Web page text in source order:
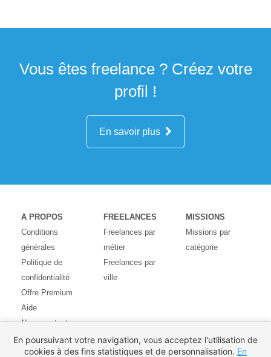
Vous êtes freelance ? Créez votre
profil !
En savoir plus
A PROPOS
Conditions
générales
Politique de
confidentialité
Offre Premium
Aide
Nous contacter
Avis des
utilisateurs
FREELANCES
Freelances par
métier
Freelances par
ville
MISSIONS
Missions par
catégorie
En poursuivant votre navigation, vous acceptez l'utilisation de
cookies à des fins statistiques et de personnalisation. En